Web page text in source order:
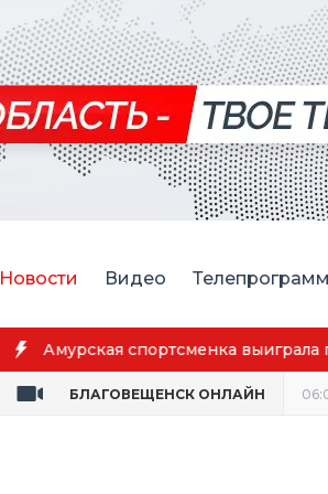
Новости Видео
Благовещенск вошёл в число
БЛАГОВЕЩЕНСК ОНЛАЙН